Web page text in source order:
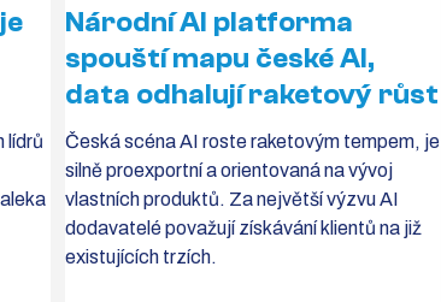
lídrů
Národní AI platforma
spouští mapu české AI,
data odhalují raketový růst
Česká scéna AI roste raketovým tempem, je
silně proexportní a orientovaná na vývoj
vlastních produktů. Za největší výzvu AI
dodavatelé považují získávání klientů na již
existujících trzích.